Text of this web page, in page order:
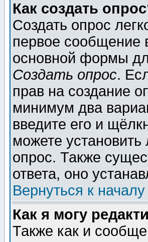
Как создать
Создать опрос
первое сообщение
основной формы
Создать опрос.
прав на создание
минимум два
введите его и
можете
опрос. Также
ответа, оно
Вернуться к началу
Как я могу
Также как и